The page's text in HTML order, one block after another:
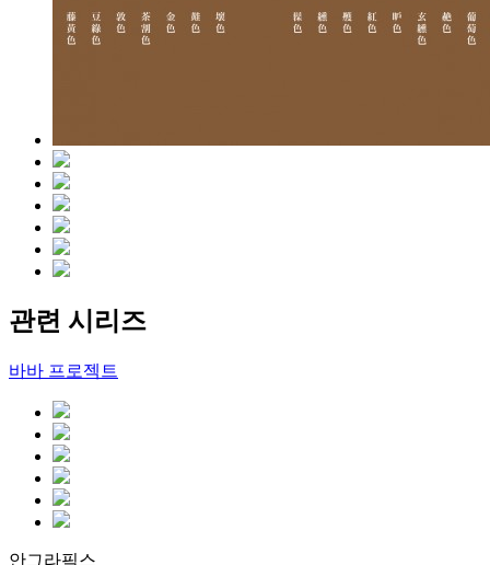
관련 시리즈
바바 프로젝트
안그라픽스